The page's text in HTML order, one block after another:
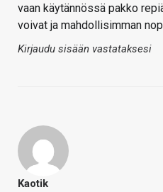
vaan käytännössä pakko
voivat ja mahdollisimman
Kirjaudu sisään vastataksesi
Kaotik